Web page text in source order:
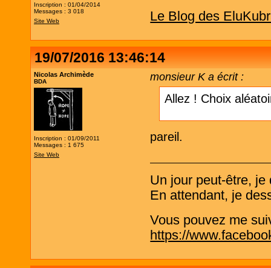
Inscription : 01/04/2014
Messages : 3 018
Site Web
Le Blog des
19/07/2016 13:46:14
Nicolas Archimède
BDA
Inscription : 01/09/2011
Messages : 1 675
Site Web
monsieur K a écrit :
Allez ! Choix
pareil.
Un jour peut-être,
En attendant, je
Vous pouvez me
https://